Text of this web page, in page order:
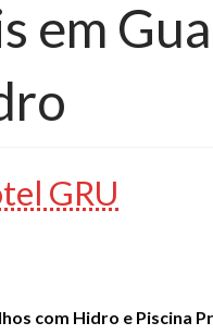
em
GRU
com Hidro e Piscina